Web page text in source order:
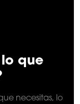
que
necesitas, lo